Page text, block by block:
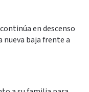
en descenso
nueva baja frente a